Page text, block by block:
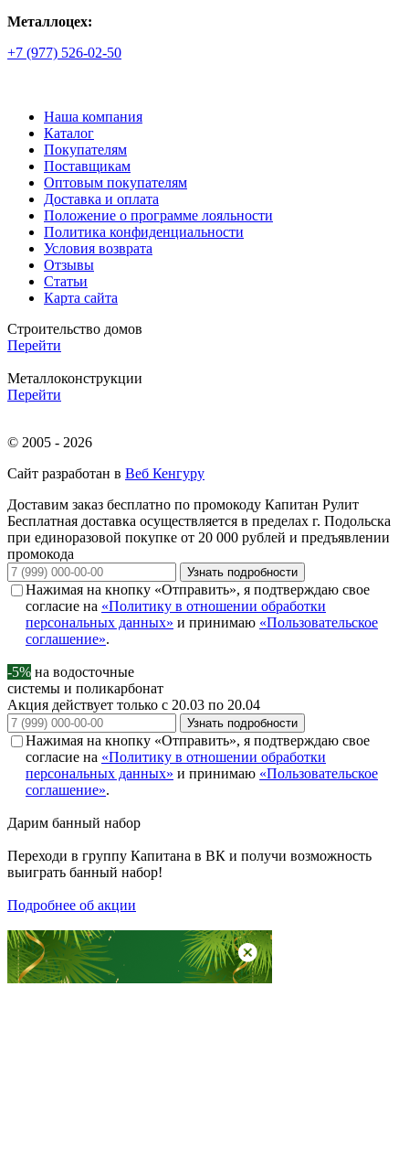
Металлоцех:
+7 (977) 526-02-50
Наша компания
Каталог
Покупателям
Поставщикам
Оптовым покупателям
Доставка и оплата
Положение о программе лояльности
Политика конфиденциальности
Условия возврата
Отзывы
Статьи
Карта сайта
Строительство домов
Перейти
Металлоконструкции
Перейти
© 2005 - 2026
Сайт разработан в Веб Кенгуру
Доставим заказ бесплатно по промокоду Капитан Рулит
Бесплатная доставка осуществляется в пределах г. Подольска
при единоразовой покупке от 20 000 рублей и предъявлении
промокода
Узнать подробности
Нажимая на кнопку «Отправить», я подтверждаю свое
согласие на «Политику в отношении обработки
персональных данных» и принимаю «Пользовательское
соглашение».
-5% на водосточные
системы и поликарбонат
Акция действует только с 20.03 по 20.04
Узнать подробности
Нажимая на кнопку «Отправить», я подтверждаю свое
согласие на «Политику в отношении обработки
персональных данных» и принимаю «Пользовательское
соглашение».
Дарим банный набор
Переходи в группу Капитана в ВК и получи возможность
выиграть банный набор!
Подробнее об акции